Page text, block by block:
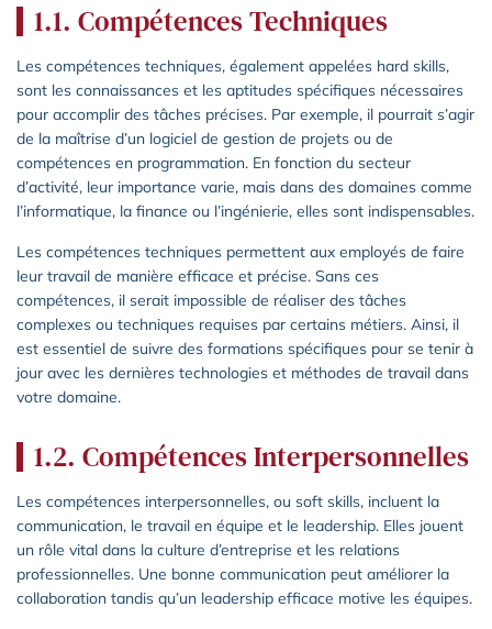
1.1. Compétences Techniques
Les compétences techniques, également appelées hard skills,
sont les connaissances et les aptitudes spécifiques nécessaires
pour accomplir des tâches précises. Par exemple, il pourrait s’agir
de la maîtrise d’un logiciel de gestion de projets ou de
compétences en programmation. En fonction du secteur
d’activité, leur importance varie, mais dans des domaines comme
l’informatique, la finance ou l’ingénierie, elles sont indispensables.
Les compétences techniques permettent aux employés de faire
leur travail de manière efficace et précise. Sans ces
compétences, il serait impossible de réaliser des tâches
complexes ou techniques requises par certains métiers. Ainsi, il
est essentiel de suivre des formations spécifiques pour se tenir à
jour avec les dernières technologies et méthodes de travail dans
votre domaine.
1.2. Compétences Interpersonnelles
Les compétences interpersonnelles, ou soft skills, incluent la
communication, le travail en équipe et le leadership. Elles jouent
un rôle vital dans la culture d’entreprise et les relations
professionnelles. Une bonne communication peut améliorer la
collaboration tandis qu’un leadership efficace motive les équipes.